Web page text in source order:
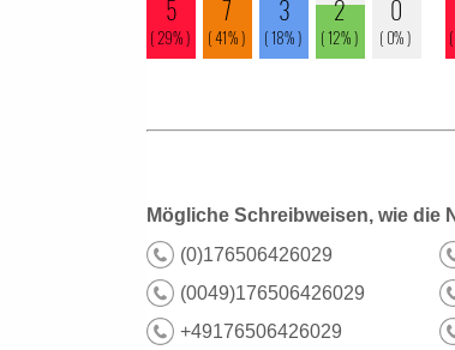
Mögliche Schreibweisen, wie die
(0)176506426029
(0049)176506426029
+49176506426029